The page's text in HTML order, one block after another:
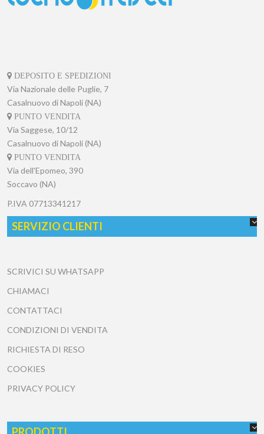
DEPOSITO E SPEDIZIONI
Via Nazionale delle Puglie, 7
Casalnuovo di Napoli (NA)
PUNTO VENDITA
Via Saggese, 10/12
Casalnuovo di Napoli (NA)
PUNTO VENDITA
Via dell'Epomeo, 390
Soccavo (NA)
P.IVA 07713341217
SERVIZIO CLIENTI
SCRIVICI SU WHATSAPP
CHIAMACI
CONTATTACI
CONDIZIONI DI VENDITA
RICHIESTA DI RESO
COOKIES
PRIVACY POLICY
PRODOTTI